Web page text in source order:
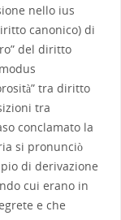
nello ius
canonico) di
del diritto
tra diritto
tra
conclamato la
si pronunciò
di derivazione
cui erano in
e che